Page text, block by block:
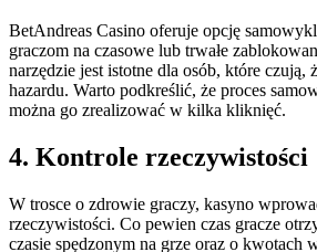
BetAndreas Casino oferuje opcję
graczom na czasowe lub trwałe
narzędzie jest istotne dla osób, które czują,
hazardu. Warto podkreślić, że proces
można go zrealizować w kilka kliknięć.
4. Kontrole rzeczywistości
W trosce o zdrowie graczy, kasyno
rzeczywistości. Co pewien czas gracze
czasie spędzonym na grze oraz o kwotach